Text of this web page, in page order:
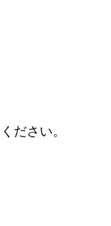
ださい。